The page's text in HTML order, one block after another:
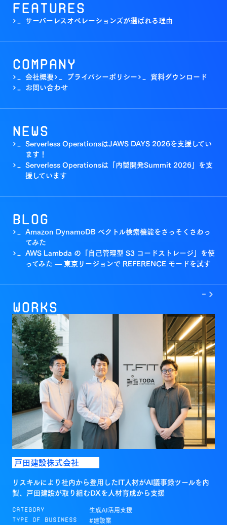
Features
>_ サーバーレスオペレーションズが選ばれる理由
Company
>_ 会社概要>_ プライバシーポリシー>_ 資料ダウンロード
>_ お問い合わせ
News
>_
Serverless OperationsはJAWS DAYS 2026を支援してい
ます！
>_
Serverless Operationsは「内製開発Summit 2026」を支
援しています
Blog
>_
Amazon DynamoDB ベクトル検索機能をさっそくさわっ
てみた
>_
AWS Lambda の「自己管理型 S3 コードストレージ」を使
ってみた — 東京リージョンで REFERENCE モードを試す
Works
->
戸田建設株式会社
リスキルにより社内から登用したIT人材がAI議事録ツールを内
製、戸田建設が取り組むDXを人材育成から支援
Category 生成AI活用支援
Type of Business #建設業